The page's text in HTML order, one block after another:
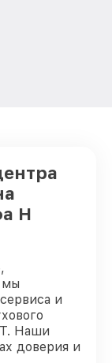
H
мы
и
Наши
доверия и